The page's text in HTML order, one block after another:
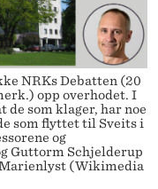
NRKs Debatten (20
opp overhodet. I
som klager, har noe
som flyttet til Sveits i
og
Guttorm Schjelderup
(Wikimedia